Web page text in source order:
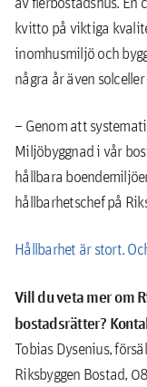
kvitto på viktiga
inomhusmiljö och
några år även
– Genom att
Miljöbyggnad i vår
hållbara
hållbarhetschef på
Hållbarhet är stort.
Vill du veta mer om
bostadsrätter?
Tobias Dysenius,
Riksbyggen Bostad,